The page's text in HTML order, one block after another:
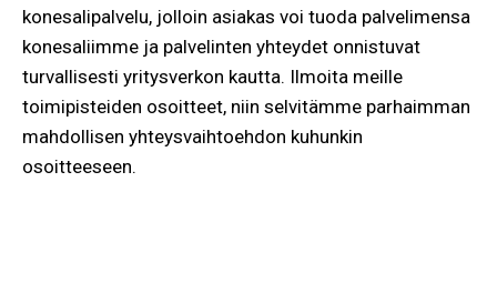
konesalipalvelu, jolloin asiakas voi tuoda palvelimensa
konesaliimme ja palvelinten yhteydet onnistuvat
turvallisesti yritysverkon kautta. Ilmoita meille
toimipisteiden osoitteet, niin selvitämme parhaimman
mahdollisen yhteysvaihtoehdon kuhunkin
osoitteeseen.